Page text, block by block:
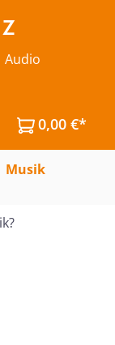
Audio
Produkte auf
0,00 €*
Musik